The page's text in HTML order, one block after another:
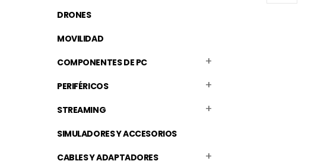
DRONES
MOVILIDAD
COMPONENTES DE PC
PERIFÉRICOS
STREAMING
SIMULADORES Y ACCESORIOS
CABLES Y ADAPTADORES